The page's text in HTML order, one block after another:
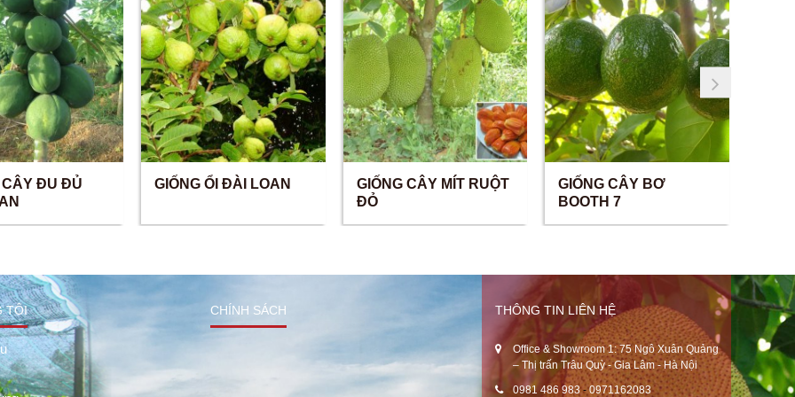
CÂY ĐU ĐỦ
GIỐNG ỔI ĐÀI LOAN
GIỐNG CÂY MÍT RUỘT
ĐỎ
GIỐNG CÂY BƠ
BOOTH 7
TÔI CHÍNH SÁCH THÔNG TIN LIÊN HỆ
Office & Showroom 1: 75 Ngô Xuân Quảng
– Thị trấn Trâu Quỳ - Gia Lâm - Hà Nội
0981 486 983-0971162083